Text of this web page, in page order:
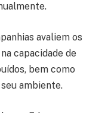
avaliem os
capacidade de
bem como
ambiente.